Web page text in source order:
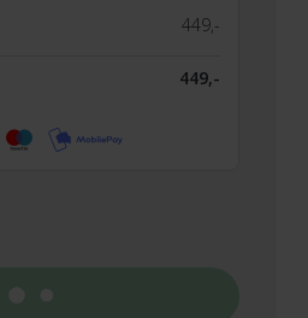
449,-
449,-